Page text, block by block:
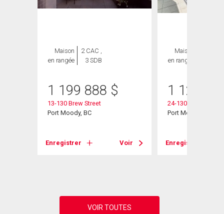
Maison
en rangée
2 CAC ,
3 SDB
1 199 888 $
13-130 Brew Street
Port Moody, BC
Enregistrer Voir
Maison
en rangée
1 124
24-130 Brew Street
Port Moody, BC
Enregistrer